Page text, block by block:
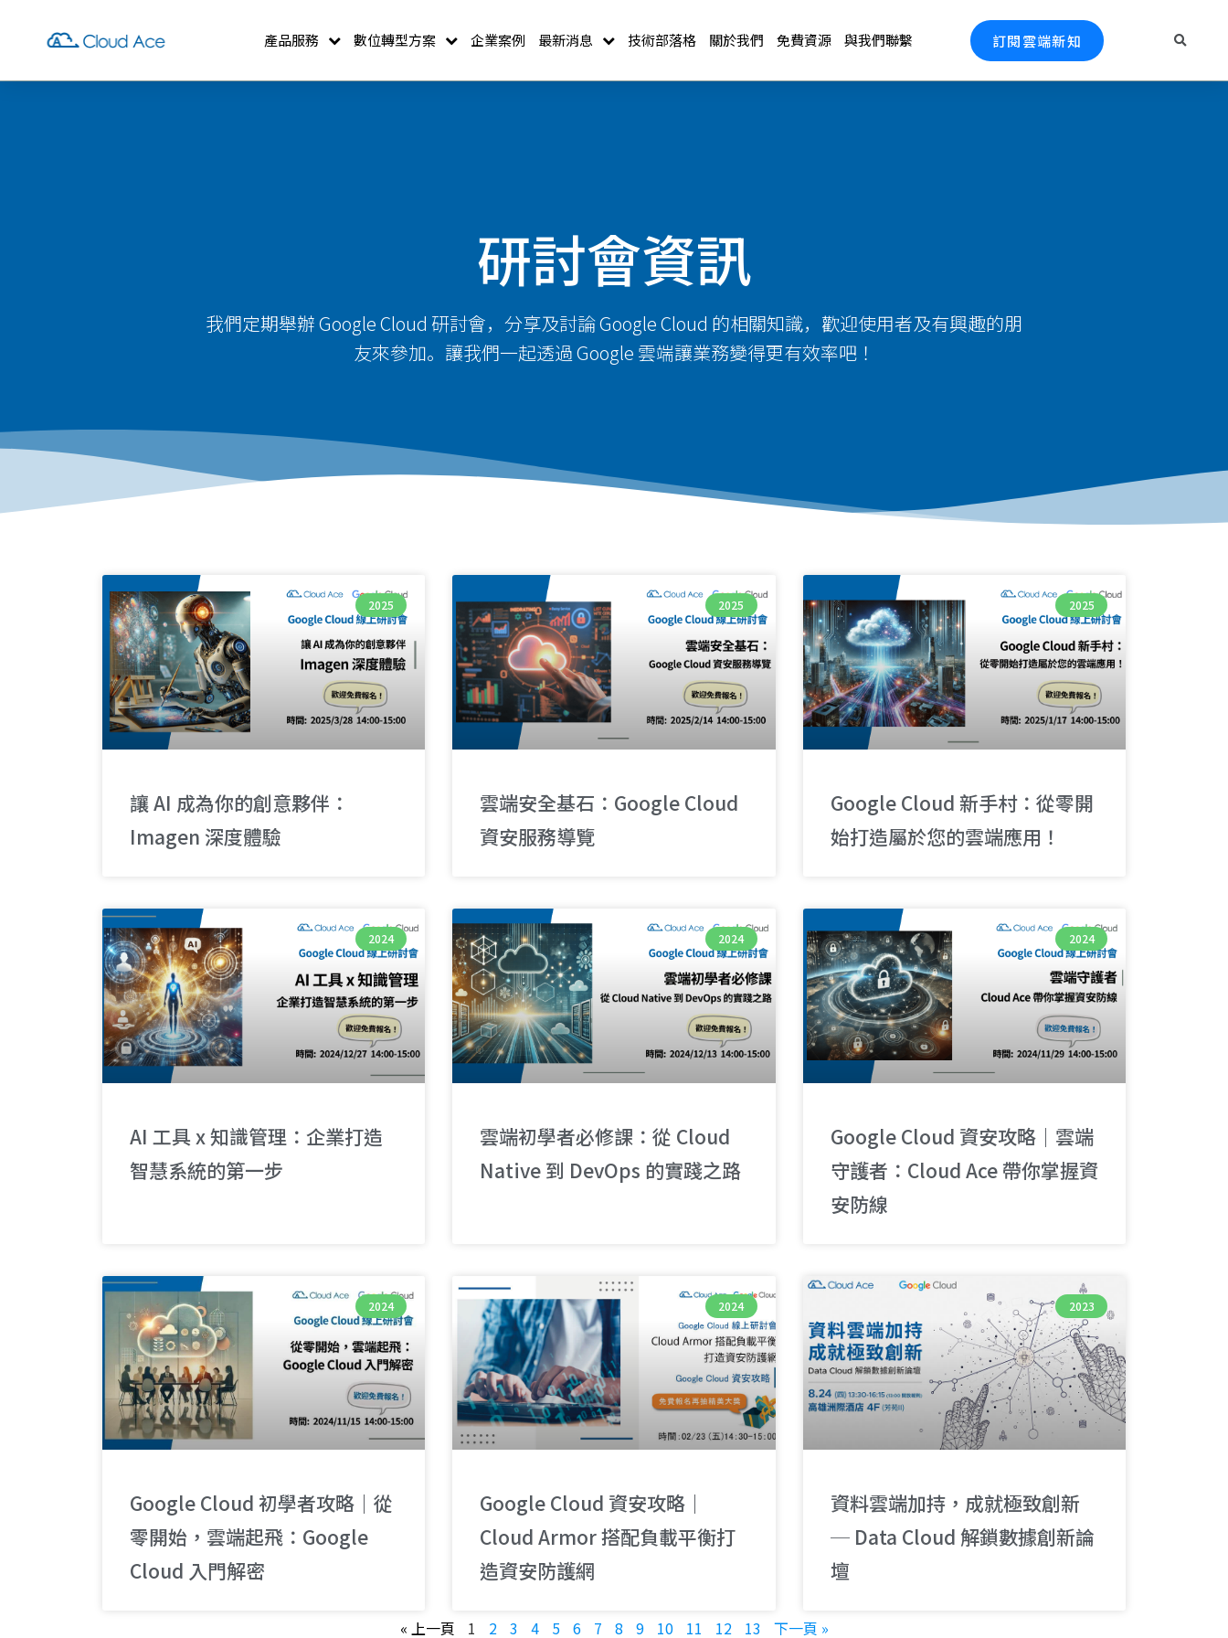
產品服務 數位轉型方案 企業案例 最新消息 技術部落格 關於我們 免費資源 與我們聯繫 訂閱雲端新知
研討會資訊
我們定期舉辦 Google Cloud 研討會，分享及討論 Google Cloud 的相關知識，歡迎使用者及有興趣的朋
友來參加。讓我們一起透過 Google 雲端讓業務變得更有效率吧！
2025
讓 AI 成為你的創意夥伴：
Imagen 深度體驗
2025
雲端安全基石：Google Cloud
資安服務導覽
2025
Google Cloud 新手村：從零開
始打造屬於您的雲端應用！
2024
AI 工具 x 知識管理：企業打造
智慧系統的第一步
2024
雲端初學者必修課：從 Cloud
Native 到 DevOps 的實踐之路
2024
Google Cloud 資安攻略｜雲端
守護者：Cloud Ace 帶你掌握資
安防線
2024
Google Cloud 初學者攻略｜從
零開始，雲端起飛：Google
Cloud 入門解密
2024
Google Cloud 資安攻略｜
Cloud Armor 搭配負載平衡打
造資安防護網
2023
資料雲端加持，成就極致創新
─ Data Cloud 解鎖數據創新論
壇
« 上一頁 1 2 3 4 5 6 7 8 9 10 11 12 13 下一頁 »